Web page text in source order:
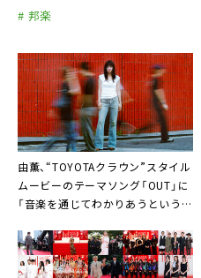
# 邦楽
由薫、“TOYOTAクラウン”スタイル
ムービーのテーマソング「OUT」に
「音楽を通じてわかりあうというこ